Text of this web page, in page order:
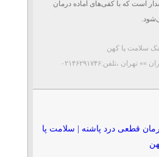
صبحگاهی
تهران
پا و
| شهرک غرب
است که با کفی‌های آماده درمان
تخصصی سلامت پا کهن» ...
سلامت پا کهن
»» تهران ،تلفن:۰۲۱۴۶۲۹۱۷۴۶
قطعی درد پاشنه | سلامت پا